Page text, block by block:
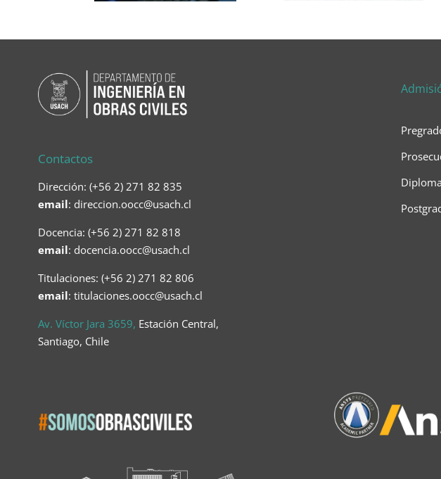
Contactos
Dirección: (+56 2) 271 82 835
email: direccion.oocc@usach.cl
Docencia: (+56 2) 271 82 818
email: docencia.oocc@usach.cl
Titulaciones: (+56 2) 271 82 806
email: titulaciones.oocc@usach.cl
Av. Víctor Jara 3659, Estación Central,
Santiago, Chile